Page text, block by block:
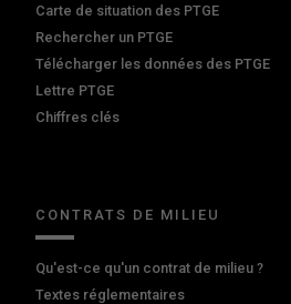
Carte de situation des PTGE
Rechercher un PTGE
Télécharger les données des PTGE
Lettre PTGE
Chiffres clés
CONTRATS DE MILIEU
Qu'est-ce qu'un contrat de milieu ?
Textes réglementaires